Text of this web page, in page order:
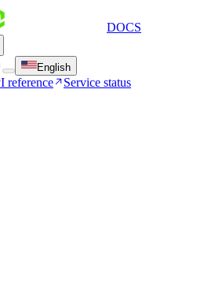
DOCS
English
reference Service status